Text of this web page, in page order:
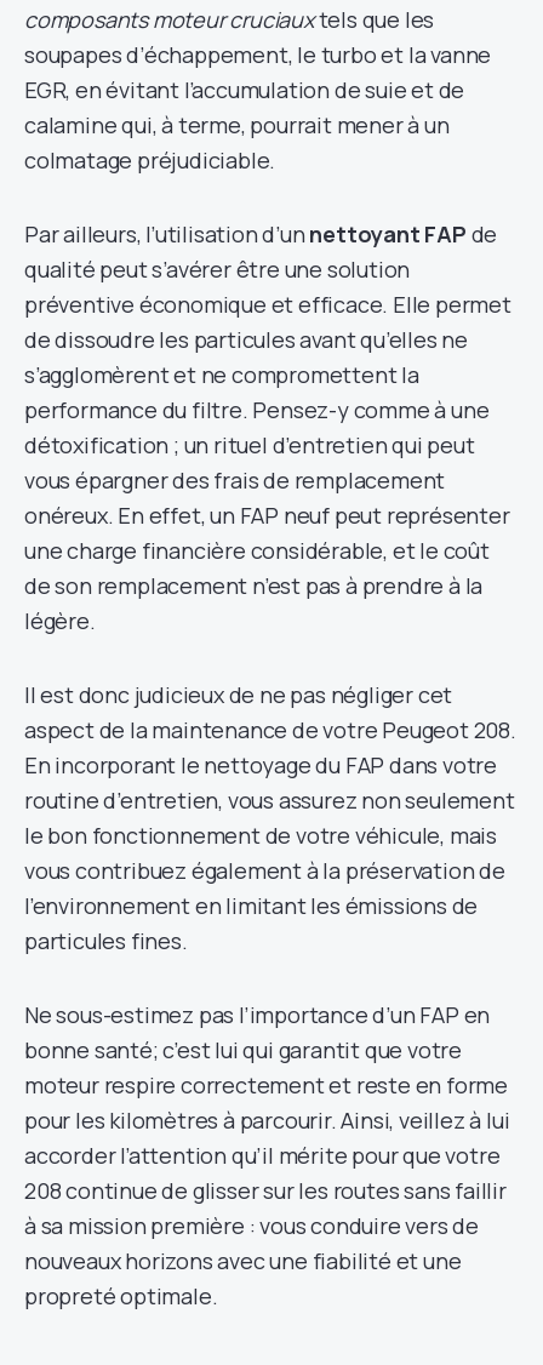
composants moteur cruciauxtels que les
soupapes d’échappement, le turbo et la vanne
EGR, en évitant l’accumulation de suie et de
calamine qui, à terme, pourrait mener à un
colmatage préjudiciable.
Par ailleurs, l’utilisation d’un nettoyant FAP de
qualité peut s’avérer être une solution
préventive économique et efficace. Elle permet
de dissoudre les particules avant qu’elles ne
s’agglomèrent et ne compromettent la
performance du filtre. Pensez-y comme à une
détoxification ; un rituel d’entretien qui peut
vous épargner des frais de remplacement
onéreux. En effet, un FAP neuf peut représenter
une charge financière considérable, et le coût
de son remplacement n’est pas à prendre à la
légère.
Il est donc judicieux de ne pas négliger cet
aspect de la maintenance de votre Peugeot 208.
En incorporant le nettoyage du FAP dans votre
routine d’entretien, vous assurez non seulement
le bon fonctionnement de votre véhicule, mais
vous contribuez également à la préservation de
l’environnement en limitant les émissions de
particules fines.
Ne sous-estimez pas l’importance d’un FAP en
bonne santé; c’est lui qui garantit que votre
moteur respire correctement et reste en forme
pour les kilomètres à parcourir. Ainsi, veillez à lui
accorder l’attention qu’il mérite pour que votre
208 continue de glisser sur les routes sans faillir
à sa mission première : vous conduire vers de
nouveaux horizons avec une fiabilité et une
propreté optimale.